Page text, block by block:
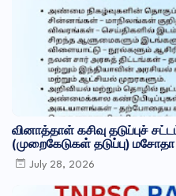
வினாத்தாள் கசிவு தடுப்புச்
(முறைகேடுகள் தடுப்பு) மசோதா
July 28, 2026